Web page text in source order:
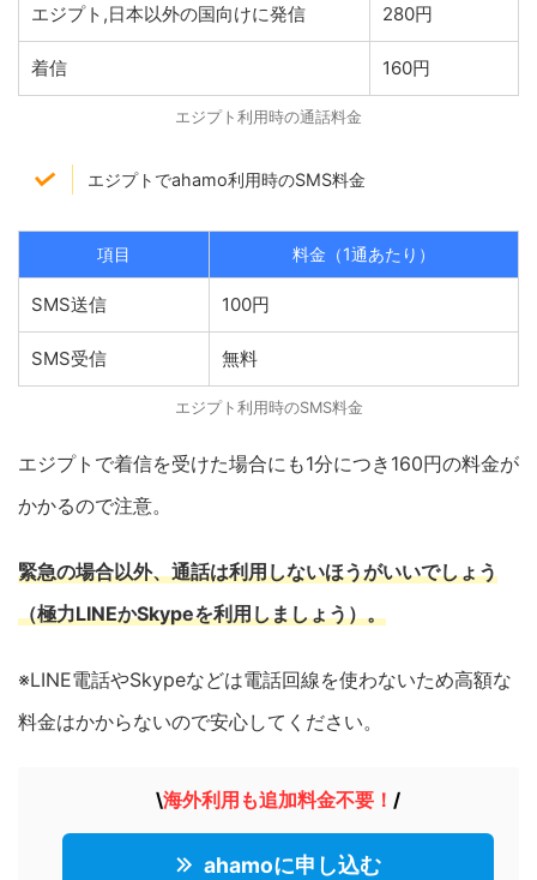
エジプト,日本以外の国向けに発信 280円
着信 160円
エジプト利用時の通話料金
エジプトでahamo利用時のSMS料金
項目 料金（1通あたり）
SMS送信 100円
SMS受信 無料
エジプト利用時のSMS料金
エジプトで着信を受けた場合にも1分につき160円の料金が
かかるので注意。
緊急の場合以外、通話は利用しないほうがいいでしょう
（極力LINEかSkypeを利用しましょう）。
※LINE電話やSkypeなどは電話回線を使わないため高額な
料金はかからないので安心してください。
\海外利用も追加料金不要 ！ /
ahamoに申し込む